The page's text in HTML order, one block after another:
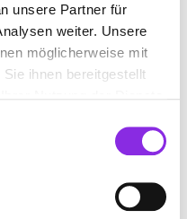
unsere Partner für
weiter. Unsere
möglicherweise mit
ihnen bereitgestellt
KRÖBER